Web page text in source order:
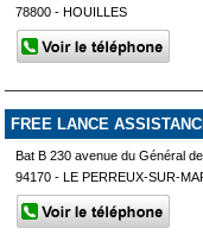
78800 - HOUILLES
FREE LANCE
Bat B 230 avenue du Général
94170 - LE PERREUX-SUR-